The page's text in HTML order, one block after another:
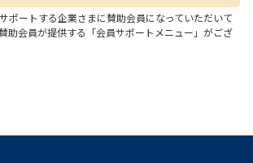
ポートする企業さまに賛助会員になっていただいて
助会員が提供する「会員サポートメニュー」がござ